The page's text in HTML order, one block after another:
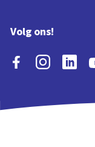
Volg ons!